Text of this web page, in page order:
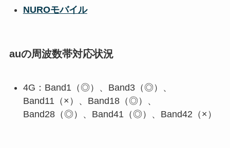
NUROモバイル
auの周波数帯対応状況
4G：Band1（◎）、Band3（◎）、
Band11（×）、Band18（◎）、
Band28（◎）、Band41（◎）、Band42（×）